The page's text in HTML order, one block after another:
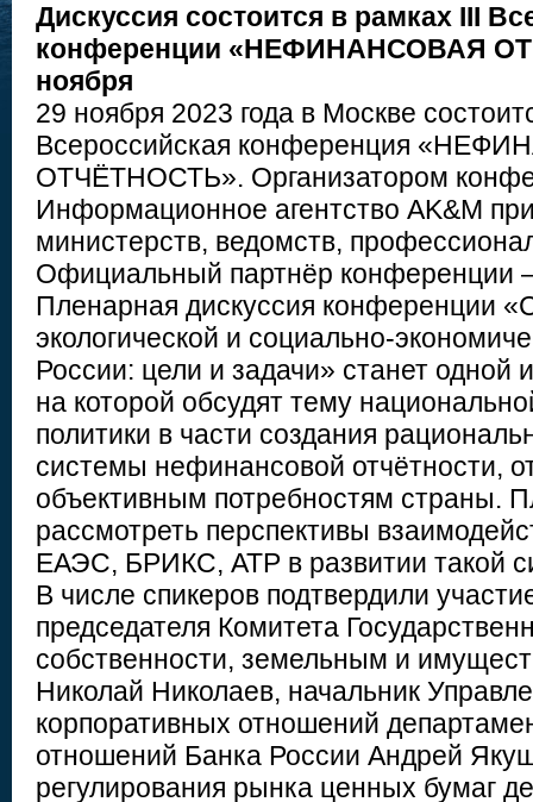
Дискуссия состоится в рамках III
конференции «НЕФИНАНСОВАЯ
ноября
29 ноября 2023 года в Москве
Всероссийская конференция
ОТЧЁТНОСТЬ». Организатором
Информационное агентство AK&M
министерств, ведомств,
Официальный партнёр конференции
Пленарная дискуссия конференции
экологической и социально-
России: цели и задачи» станет одной
на которой обсудят тему
политики в части создания
системы нефинансовой отчётности,
объективным потребностям страны.
рассмотреть перспективы
ЕАЭС, БРИКС, АТР в развитии такой
В числе спикеров подтвердили
председателя Комитета
собственности, земельным и
Николай Николаев, начальник
корпоративных отношений
отношений Банка России Андрей
регулирования рынка ценных бумаг